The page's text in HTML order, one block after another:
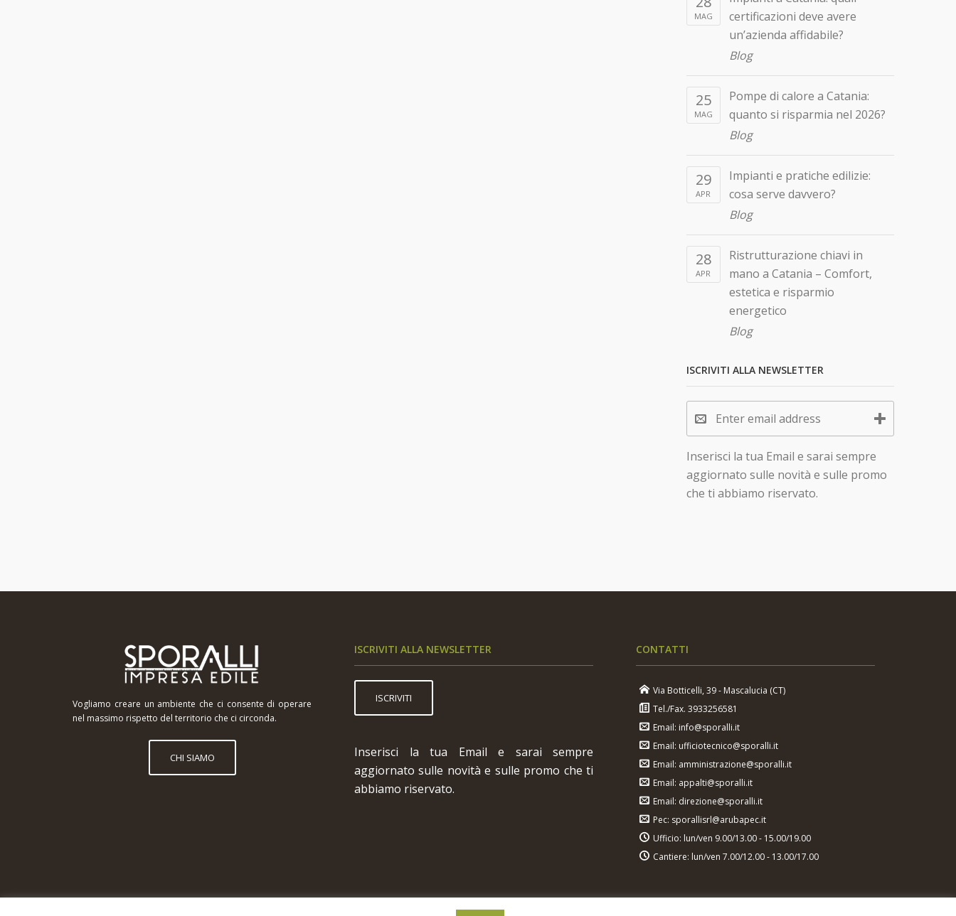
MAG
certificazioni deve avere
un’azienda affidabile?
Blog
25
MAG
Pompe di calore a Catania:
quanto si risparmia nel 2026?
Blog
29
APR
Impianti e pratiche edilizie:
cosa serve davvero?
Blog
28
APR
Ristrutturazione chiavi in
mano a Catania – Comfort,
estetica e risparmio
energetico
Blog
ISCRIVITI ALLA NEWSLETTER
Inserisci la tua Email e sarai sempre
aggiornato sulle novità e sulle promo
che ti abbiamo riservato.
Vogliamo creare un ambiente che ci consente di operare
nel massimo rispetto del territorio che ci circonda.
CHI SIAMO
ISCRIVITI ALLA NEWSLETTER
ISCRIVITI
Inserisci la tua Email e sarai sempre
aggiornato sulle novità e sulle promo che ti
abbiamo riservato.
CONTATTI
Via Botticelli, 39 - Mascalucia (CT)
Tel./Fax. 3933256581
Email: info@sporalli.it
Email: ufficiotecnico@sporalli.it
Email: amministrazione@sporalli.it
Email: appalti@sporalli.it
Email: direzione@sporalli.it
Pec: sporallisrl@arubapec.it
Ufficio: lun/ven 9.00/13.00 - 15.00/19.00
Cantiere: lun/ven 7.00/12.00 - 13.00/17.00